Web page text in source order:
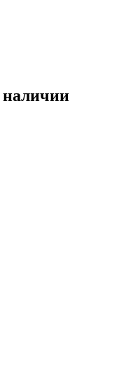
наличии